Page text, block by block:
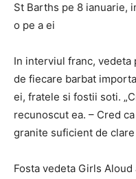
St Barths pe 8 ianuarie,
o ​​pe a ei
In interviul franc, vedeta
de fiecare barbat
ei, fratele si fostii soti.
recunoscut ea. – Cred
granite suficient de clare
Fosta vedeta Girls